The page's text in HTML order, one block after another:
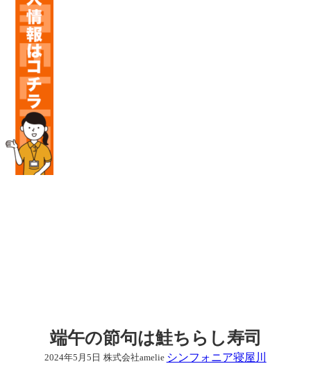
端午の節句は鮭ちらし寿司
2024年5月5日 株式会社amelie シンフォニア寝屋川